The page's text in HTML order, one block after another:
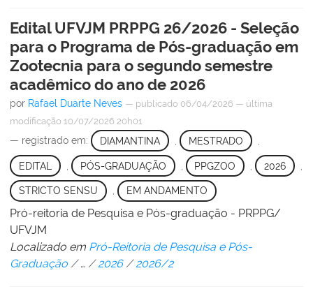
Edital UFVJM PRPPG 26/2026 - Seleção
para o Programa de Pós-graduação em
Zootecnia para o segundo semestre
acadêmico do ano de 2026
por Rafael Duarte Neves — publicado 06/04/2026 — última
modificação 10/07/2026 20h01
— registrado em: DIAMANTINA MESTRADO
EDITAL PÓS-GRADUAÇÃO PPGZOO , 2026
STRICTO SENSU , EM ANDAMENTO
Pró-reitoria de Pesquisa e Pós-graduação - PRPPG/
UFVJM
Localizado em Pró-Reitoria de Pesquisa e Pós-
Graduação /… /2026 /2026/2